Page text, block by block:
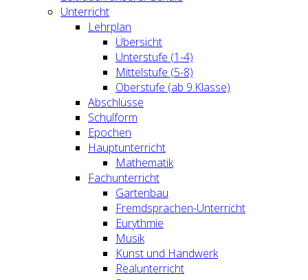
Unterricht
Lehrplan
Übersicht
Unterstufe (1-4)
Mittelstufe (5-8)
Oberstufe (ab 9.Klasse)
Abschlüsse
Schulform
Epochen
Hauptunterricht
Mathematik
Fachunterricht
Gartenbau
Fremdsprachen-Unterricht
Eurythmie
Musik
Kunst und Handwerk
Realunterricht